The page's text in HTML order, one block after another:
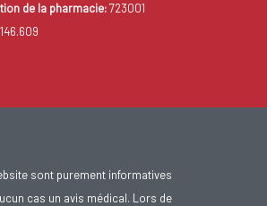
de la pharmacie:723001
sont purement informatives
cas un avis médical. Lors de